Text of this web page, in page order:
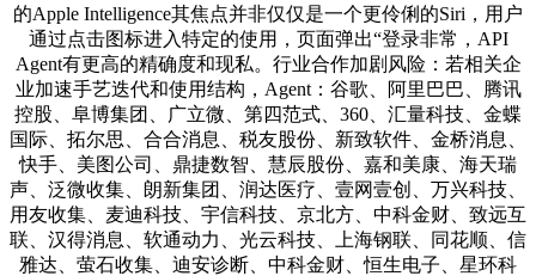
的Apple Intelligence其焦点并非仅仅是一个更伶俐的Siri，用户
通过点击图标进入特定的使用，页面弹出“登录非常，API
Agent有更高的精确度和现私。行业合作加剧风险：若相关企
业加速手艺迭代和使用结构，Agent：谷歌、阿里巴巴、腾讯
控股、阜博集团、广立微、第四范式、360、汇量科技、金蝶
国际、拓尔思、合合消息、税友股份、新致软件、金桥消息、
快手、美图公司、鼎捷数智、慧辰股份、嘉和美康、海天瑞
声、泛微收集、朗新集团、润达医疗、壹网壹创、万兴科技、
用友收集、麦迪科技、宇信科技、京北方、中科金财、致远互
联、汉得消息、软通动力、光云科技、上海钢联、同花顺、信
雅达、萤石收集、迪安诊断、中科金财、恒生电子、星环科